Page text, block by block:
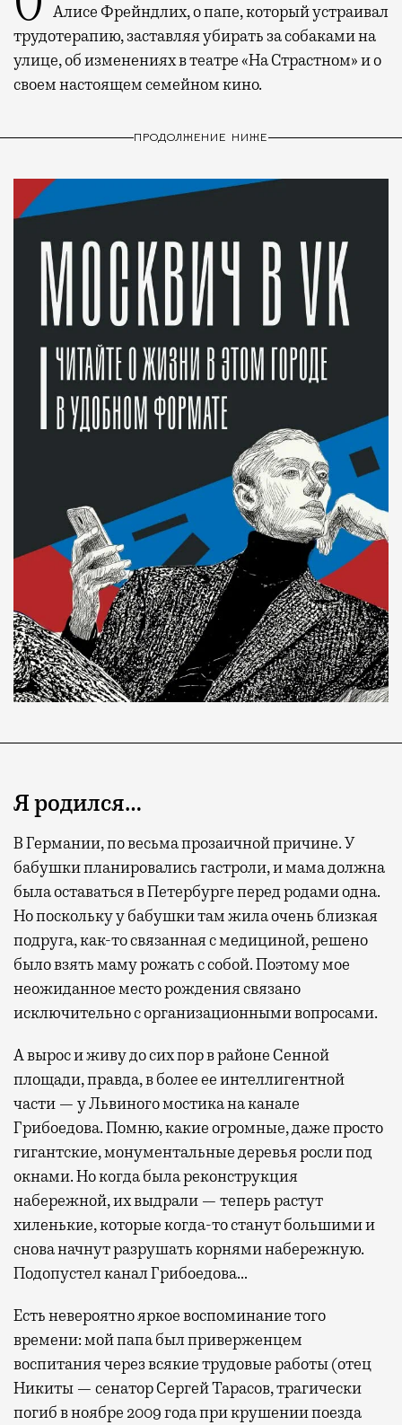
Алисе Фрейндлих, о папе, который устраивал
трудотерапию, заставляя убирать за собаками на
улице, об изменениях в театре «На Страстном» и о
своем настоящем семейном кино.
ПРОДОЛЖЕНИЕ НИЖЕ
Я родился…
В Германии, по весьма прозаичной причине. У
бабушки планировались гастроли, и мама должна
была оставаться в Петербурге перед родами одна.
Но поскольку у бабушки там жила очень близкая
подруга, как-то связанная с медициной, решено
было взять маму рожать с собой. Поэтому мое
неожиданное место рождения связано
исключительно с организационными вопросами.
А вырос и живу до сих пор в районе Сенной
площади, правда, в более ее интеллигентной
части — у Львиного мостика на канале
Грибоедова. Помню, какие огромные, даже просто
гигантские, монументальные деревья росли под
окнами. Но когда была реконструкция
набережной, их выдрали — теперь растут
хиленькие, которые когда-то станут большими и
снова начнут разрушать корнями набережную.
Подопустел канал Грибоедова…
Есть невероятно яркое воспоминание того
времени: мой папа был приверженцем
воспитания через всякие трудовые работы (отец
Никиты — сенатор Сергей Тарасов, трагически
погиб в ноябре 2009 года при крушении поезда